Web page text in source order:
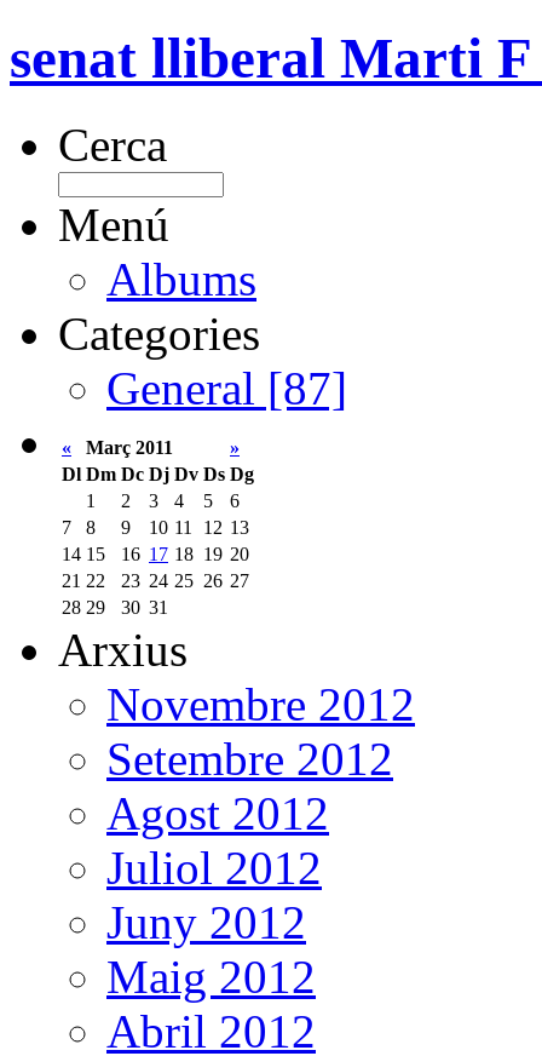
senat lliberal Marti
Cerca
Menú
Albums
Categories
General [87]
« Març 2011
»
Dl Dm Dc Dj Dv Ds Dg
1
2 3 4 5
6
7
8 9 10 11 12 13
14 15 16 17 18 19 20
21 22 23 24 25 26 27
28 29 30 31
Arxius
Novembre 2012
Setembre 2012
Agost 2012
Juliol 2012
Juny 2012
Maig 2012
Abril 2012